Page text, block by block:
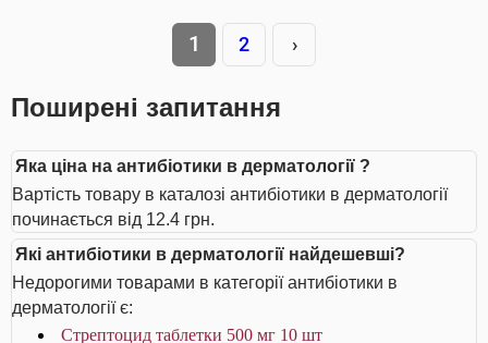
1 2 ›
Поширені запитання
Яка ціна на антибіотики в дерматології ?
Вартість товару в каталозі антибіотики в дерматології
починається від 12.4 грн.
Які антибіотики в дерматології найдешевші?
Недорогими товарами в категорії антибіотики в
дерматології є:
Стрептоцид таблетки 500 мг 10 шт